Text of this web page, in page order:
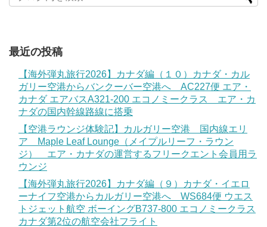
最近の投稿
【海外弾丸旅行2026】カナダ編（１０）カナダ・カル
ガリー空港からバンクーバー空港へ AC227便 エア・
カナダ エアバスA321-200 エコノミークラス エア・カ
ナダの国内幹線路線に搭乗
【空港ラウンジ体験記】カルガリー空港 国内線エリ
ア Maple Leaf Lounge（メイプルリーフ・ラウン
ジ） エア・カナダの運営するフリークエント会員用ラ
ウンジ
【海外弾丸旅行2026】カナダ編（９）カナダ・イエロ
ーナイフ空港からカルガリー空港へ WS684便 ウエス
トジェット航空 ボーイングB737-800 エコノミークラス
カナダ第2位の航空会社フライト